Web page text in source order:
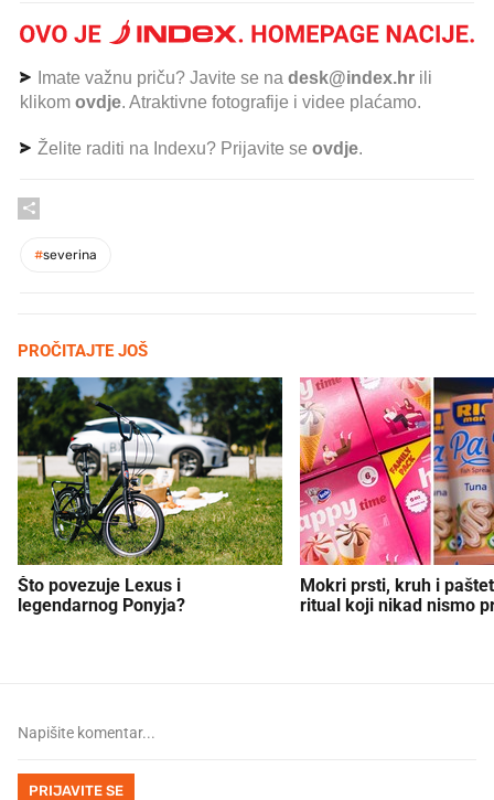
Imate važnu priču? Javite se na desk@index.hr ili
klikom ovdje. Atraktivne fotografije i videe plaćamo.
Želite raditi na Indexu? Prijavite se ovdje.
#severina
PROČITAJTE JOŠ
Što povezuje Lexus i
legendarnog Ponyja?
Mokri prsti, kruh i
ritual koji nikad nismo
PRIJAVITE SE